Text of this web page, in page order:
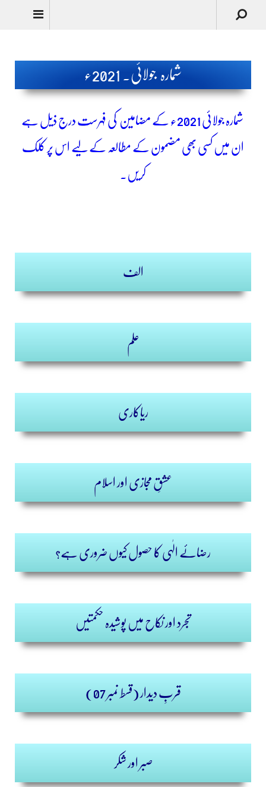
شمارہ جولائی۔ 2021ء
شمارہ جولائی 2021ء کے مضامین کی فہرست درج ذیل ہے
ان میں کسی بھی مضمون کے مطالعہ کے لیے اس پر کلک
کریں۔
الف
علم
ریاکاری
عشقِ مجازی اور اسلام
رضائے الٰہی کا حصول کیوں ضروری ہے؟
تجرد اور نکاح میں پوشیدہ حکمتیں
قربِ دیدار (قسط نمبر 07 )
صبر اور شکر